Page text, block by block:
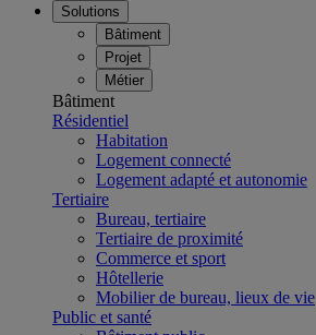
Solutions
Bâtiment
Projet
Métier
Bâtiment
Résidentiel
Habitation
Logement connecté
Logement adapté et autonomie
Tertiaire
Bureau, tertiaire
Tertiaire de proximité
Commerce et sport
Hôtellerie
Mobilier de bureau, lieux de vie
Public et santé